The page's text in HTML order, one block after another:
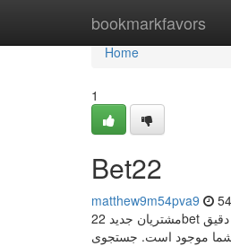
bookmarkfavors
Home
Home
1
Bet22
matthew9m54pva9
مشتریان جدید 22bet می توانند از پیشنهاد خوشامدگویی سخاوتمندانه تا سقف 1200 یورو در بخش های ورزش و کازینو استفاده کنند. مقدار دقیق
شما موجود است. جستجوی